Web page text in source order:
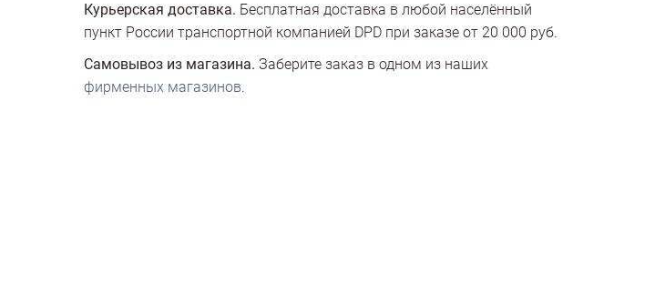
Курьерская доставка. Бесплатная доставка в любой населённый
пункт России транспортной компанией DPD при заказе от 20 000 руб.
Самовывоз из магазина. Заберите заказ в одном из наших
фирменных магазинов.